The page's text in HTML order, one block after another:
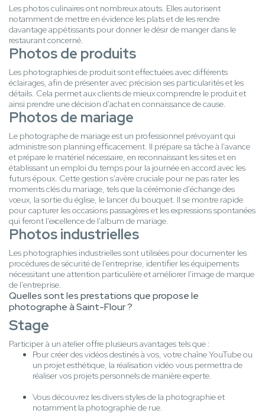
Les photos culinaires ont nombreux atouts. Elles autorisent
notamment de mettre en évidence les plats et de les rendre
davantage appétissants pour donner le désir de manger dans le
restaurant concerné.
Photos de produits
Les photographies de produit sont effectuées avec différents
éclairages, afin de présenter avec précision ses particularités et les
détails. Cela permet aux clients de mieux comprendre le produit et
ainsi prendre une décision d'achat en connaissance de cause.
Photos de mariage
Le photographe de mariage est un professionnel prévoyant qui
administre son planning efficacement. Il prépare sa tâche à l'avance
et prépare le matériel nécessaire, en reconnaissant les sites et en
établissant un emploi du temps pour la journée en accord avec les
futurs époux. Cette gestion s'avère cruciale pour ne pas rater les
moments clés du mariage, tels que la cérémonie d'échange des
vœux, la sortie du église, le lancer du bouquet. Il se montre rapide
pour capturer les occasions passagères et les expressions spontanées
qui feront l'excellence de l'album de mariage.
Photos industrielles
Les photographies industrielles sont utilisées pour documenter les
procédures de sécurité de l'entreprise, identifier les équipements
nécessitant une attention particulière et améliorer l'image de marque
de l'entreprise.
Quelles sont les prestations que propose le
photographe à Saint-Flour ?
Stage
Participer à un atelier offre plusieurs avantages tels que :
Pour créer des vidéos destinés à vos, votre chaîne YouTube ou
un projet esthétique, la réalisation vidéo vous permettra de
réaliser vos projets personnels de manière experte.
Vous découvrez les divers styles de la photographie et
notamment la photographie de rue.